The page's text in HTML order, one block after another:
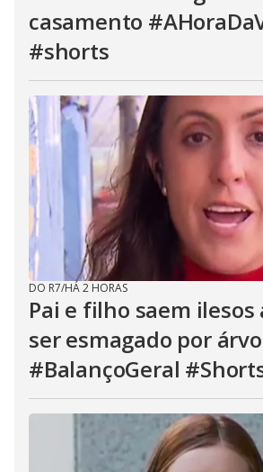
casamento
#shorts
DO R7/HÁ 2 HORAS
Pai e filho saem ilesos
ser esmagado por
#BalançoGeral